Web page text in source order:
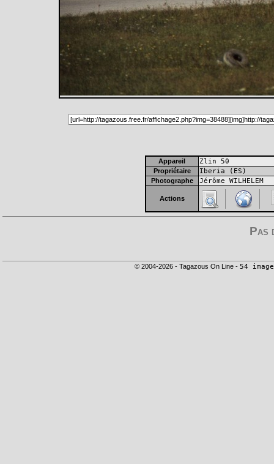
Appareil Zlin 50
Propriétaire Iberia (ES)
Photographe Jérôme WILHELEM
Actions
Pas
© 2004-2026 - Tagazous On Line - 54